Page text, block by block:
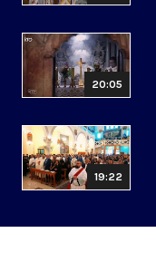
20:05
19:22